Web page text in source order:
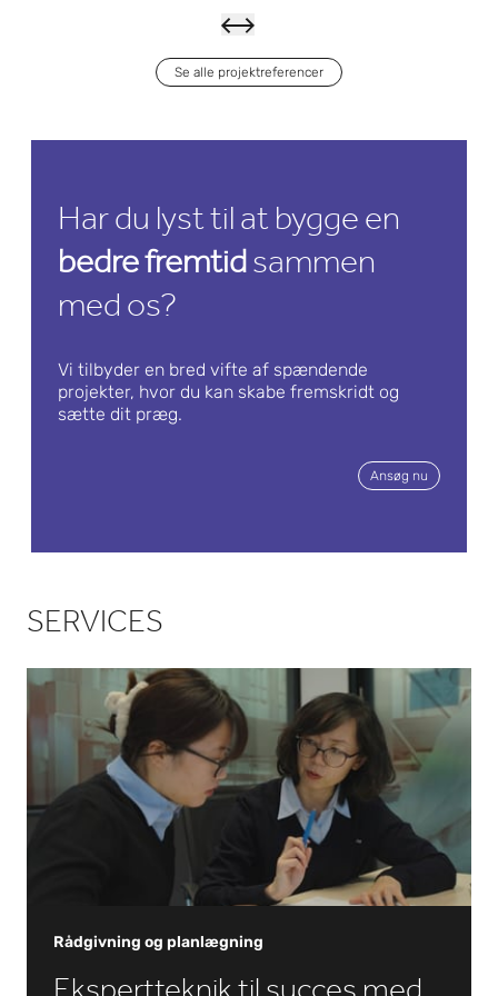
Ingelh
eim –
lancer
Læs mere om det
Se alle projektreferencer
Har du lyst til at bygge en
bedre fremtid sammen
med os?
Vi tilbyder en bred vifte af spændende
projekter, hvor du kan skabe fremskridt og
sætte dit præg.
Ansøg nu
SERVICES
Rådgivning og planlægning